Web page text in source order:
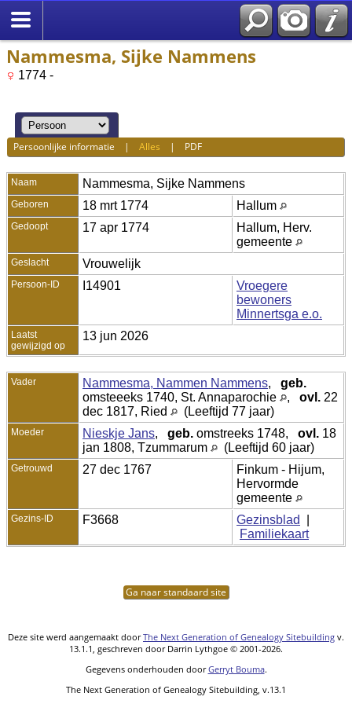
Nammesma, Sijke Nammens
1774 -
Persoonlijke informatie |Alles | PDF
Naam Nammesma, Sijke Nammens
Geboren 18 mrt 1774 Hallum
Gedoopt 17 apr 1774
Hallum, Herv.
gemeente
Geslacht Vrouwelijk
Persoon-ID I14901
Vroegere
bewoners
Minnertsga e.o.
Laatst
gewijzigd op
13 jun 2026
Vader Nammesma, Nammen Nammens, geb.
omsteeeks 1740, St. Annaparochie
, ovl. 22
dec 1817, Ried
(Leeftijd 77 jaar)
Moeder Nieskje Jans, geb. omstreeks 1748, ovl. 18
jan 1808, Tzummarum
(Leeftijd 60 jaar)
Getrouwd 27 dec 1767
Finkum - Hijum,
Hervormde
gemeente
Gezins-ID F3668 Gezinsblad
Familiekaart
Ga naar standaard site
Deze site werd aangemaakt doorThe Next Generation of Genealogy Sitebuilding v.
13.1.1, geschreven door Darrin Lythgoe © 2001-2026.
Gegevens onderhouden doorGerryt Bouma.
The Next Generation of Genealogy Sitebuilding, v.13.1